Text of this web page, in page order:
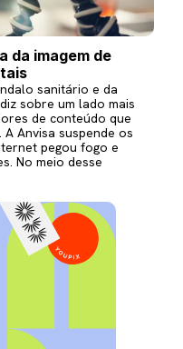
da imagem de
sanitário e da
sobre um lado mais
de conteúdo que
Anvisa suspende os
pegou fogo e
No meio desse